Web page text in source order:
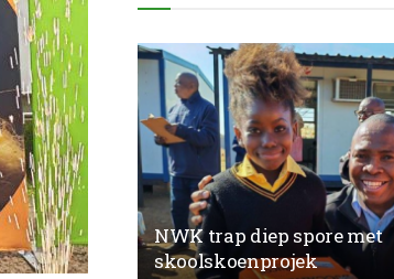
NWK trap diep spore met
skoolskoenprojek